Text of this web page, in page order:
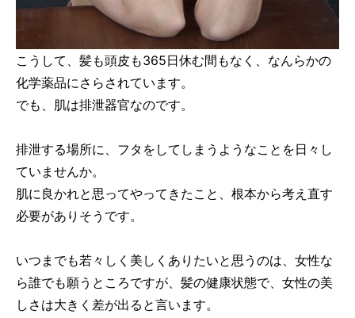
こうして、髪も頭皮も365日休む間もなく、なんらかの
化学薬品にさらされています。
でも、肌は排泄器官なのです。
排泄する場所に、フタをしてしまうようなことを日々し
ていませんか。
肌に良かれと思ってやってきたこと、根本から考え直す
必要がありそうです。
いつまでも若々しく美しくありたいと思うのは、女性な
ら誰でも願うところですが、髪の健康状態で、女性の美
しさは大きく差が出ると言います。